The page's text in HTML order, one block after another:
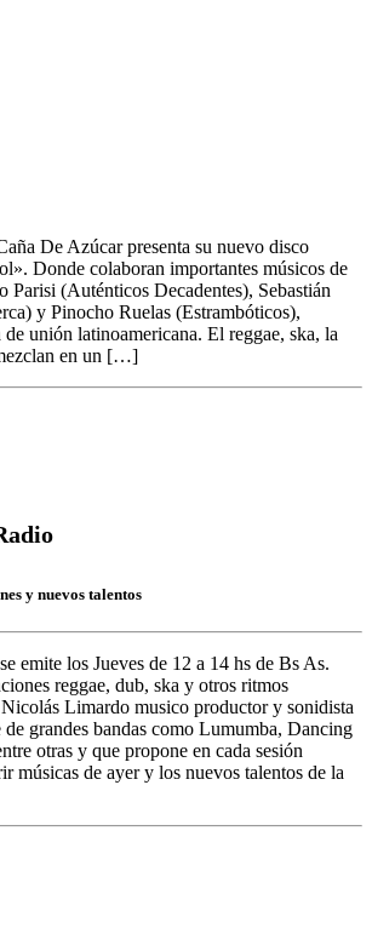
De Azúcar presenta su nuevo disco
Donde colaboran importantes músicos de
Parisi (Auténticos Decadentes), Sebastián
y Pinocho Ruelas (Estrambóticos),
unión latinoamericana. El reggae, ska, la
en un […]
y nuevos talentos
se emite los Jueves de 12 a 14 hs de Bs As.
reggae, dub, ska y otros ritmos
Nicolás Limardo musico productor y sonidista
grandes bandas como Lumumba, Dancing
otras y que propone en cada sesión
músicas de ayer y los nuevos talentos de la